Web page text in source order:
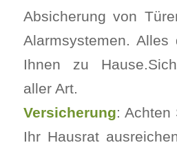
Absicherung von
Alarmsystemen.
Ihnen zu
aller Art.
Versicherung: Achten
Ihr Hausrat